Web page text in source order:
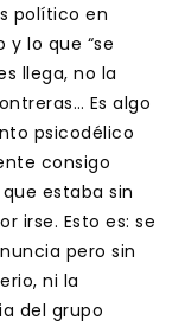
político en
lo que “se
llega, no la
Es algo
psicodélico
consigo
estaba sin
irse. Esto es: se
pero sin
ni la
del grupo